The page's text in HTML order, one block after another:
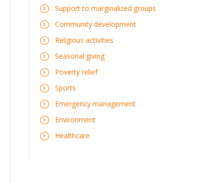
Support to marginalized groups
Community development
Religious activities
Seasonal giving
Poverty relief
Sports
Emergency management
Environment
Healthcare